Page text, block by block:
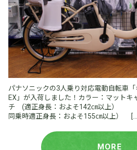
パナソニックの3人乗り対応電動自転車「
EX」が入荷しました！カラー：マットキ
チ (適正身長：およそ142㎝
同乗時適正身長：およそ155㎝以上） […]
MORE